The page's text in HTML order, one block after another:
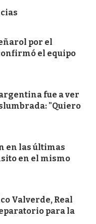
por el
el equipo
fue a ver
"Quiero
en las últimas
en el mismo
Valverde, Real
para la